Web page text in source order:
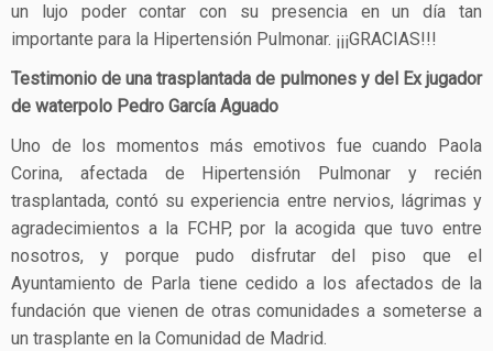
un lujo poder contar con su presencia en un día tan
importante para la Hipertensión Pulmonar. ¡¡¡GRACIAS!!!
Testimonio de una trasplantada de pulmones y del Ex jugador
de waterpolo Pedro García Aguado
Uno de los momentos más emotivos fue cuando Paola
Corina, afectada de Hipertensión Pulmonar y recién
trasplantada, contó su experiencia entre nervios, lágrimas y
agradecimientos a la FCHP, por la acogida que tuvo entre
nosotros, y porque pudo disfrutar del piso que el
Ayuntamiento de Parla tiene cedido a los afectados de la
fundación que vienen de otras comunidades a someterse a
un trasplante en la Comunidad de Madrid.